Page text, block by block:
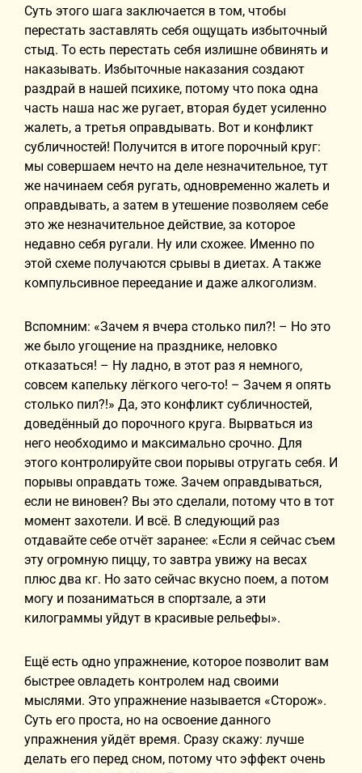
Суть этого шага заключается в том, чтобы
перестать заставлять себя ощущать избыточный
стыд. То есть перестать себя излишне обвинять и
наказывать. Избыточные наказания создают
раздрай в нашей психике, потому что пока одна
часть наша нас же ругает, вторая будет усиленно
жалеть, а третья оправдывать. Вот и конфликт
субличностей! Получится в итоге порочный круг:
мы совершаем нечто на деле незначительное, тут
же начинаем себя ругать, одновременно жалеть и
оправдывать, а затем в утешение позволяем себе
это же незначительное действие, за которое
недавно себя ругали. Ну или схожее. Именно по
этой схеме получаются срывы в диетах. А также
компульсивное переедание и даже алкоголизм.
Вспомним: «Зачем я вчера столько пил?! – Но это
же было угощение на празднике, неловко
отказаться! – Ну ладно, в этот раз я немного,
совсем капельку лёгкого чего-то! – Зачем я опять
столько пил?!» Да, это конфликт субличностей,
доведённый до порочного круга. Вырваться из
него необходимо и максимально срочно. Для
этого контролируйте свои порывы отругать себя. И
порывы оправдать тоже. Зачем оправдываться,
если не виновен? Вы это сделали, потому что в тот
момент захотели. И всё. В следующий раз
отдавайте себе отчёт заранее: «Если я сейчас съем
эту огромную пиццу, то завтра увижу на весах
плюс два кг. Но зато сейчас вкусно поем, а потом
могу и позаниматься в спортзале, а эти
килограммы уйдут в красивые рельефы».
Ещё есть одно упражнение, которое позволит вам
быстрее овладеть контролем над своими
мыслями. Это упражнение называется «Сторож».
Суть его проста, но на освоение данного
упражнения уйдёт время. Сразу скажу: лучше
делать его перед сном, потому что эффект очень